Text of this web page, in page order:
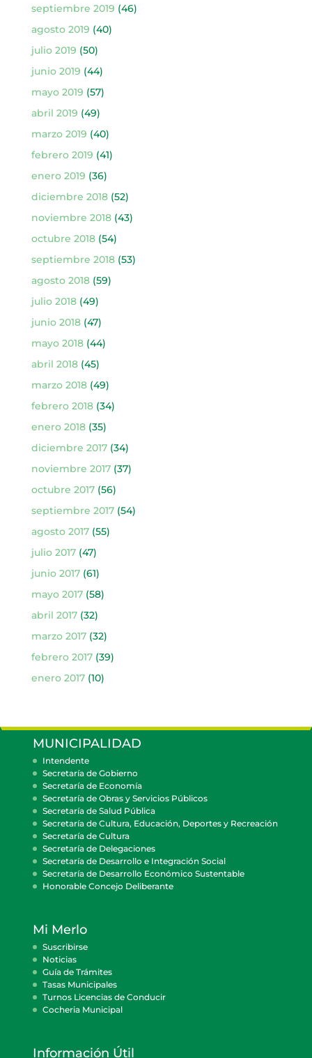
septiembre 2019 (46)
agosto 2019 (40)
julio 2019 (50)
junio 2019 (44)
mayo 2019 (57)
abril 2019 (49)
marzo 2019 (40)
febrero 2019 (41)
enero 2019 (36)
diciembre 2018(52)
noviembre 2018(43)
octubre 2018(54)
septiembre 2018(53)
agosto 2018(59)
julio 2018(49)
junio 2018(47)
mayo 2018(44)
abril 2018(45)
marzo 2018(49)
febrero 2018(34)
enero 2018(35)
diciembre 2017(34)
noviembre 2017(37)
octubre 2017(56)
septiembre 2017(54)
agosto 2017(55)
julio 2017(47)
junio 2017(61)
mayo 2017(58)
abril 2017(32)
marzo 2017(32)
febrero 2017(39)
enero 2017(10)
MUNICIPALIDAD
Intendente
Secretaría de Gobierno
Secretaría de Economía
Secretaría de Obras y Servicios Públicos
Secretaría de Salud Pública
Secretaría de Cultura, Educación, Deportes y Recreación
Secretaría de Cultura
Secretaría de Delegaciones
Secretaría de Desarrollo e Integración Social
Secretaría de Desarrollo Económico Sustentable
Honorable Concejo Deliberante
Mi Merlo
Suscribirse
Noticias
Guía de Trámites
Tasas Municipales
Turnos Licencias de Conducir
Cocheria Municipal
Información Útil